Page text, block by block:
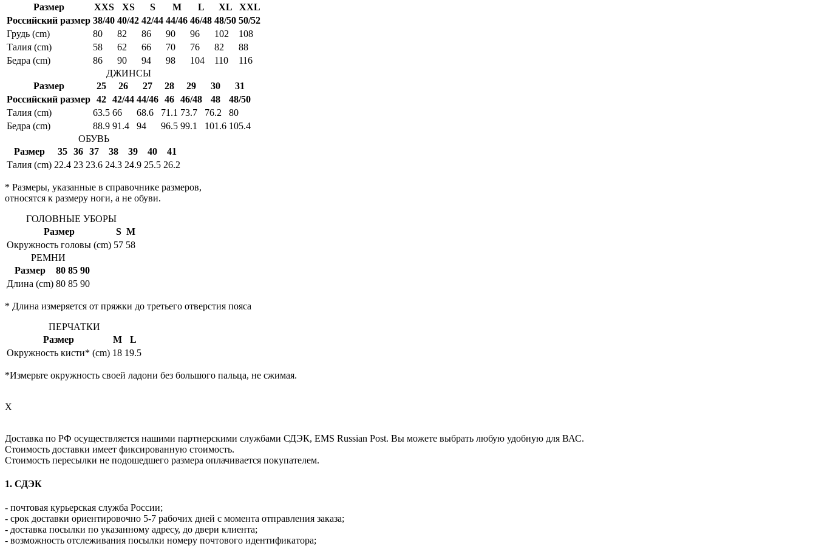
Размер
XXS XS S M L XL
XXL
Российский размер 38/40 40/42 42/44 44/46 46/48 48/50 50/52
Грудь (cm)
80 82 86 90 96 102
108
Талия (cm)
58 62 66 70 76 82
88
Бедра (cm)
86 90 94 98 104 110
116
ДЖИНСЫ
Размер
25 26 27 28 29 30
31
Российский размер 42 42/44 44/46 46 46/48 48
48/50
Талия (cm)
63.5 66 68.6 71.1 73.7 76.2
80
Бедра (cm)
88.9 91.4 94 96.5 99.1 101.6 105.4
ОБУВЬ
Размер
35 36 37 38 39 40
41
Талия (cm) 22.4 23 23.6 24.3 24.9 25.5 26.2
* Размеры, указанные в справочнике размеров,
относятся к размеру ноги, а не обуви.
ГОЛОВНЫЕ УБОРЫ
Размер
S M
Окружность головы (cm) 57 58
РЕМНИ
Размер
80 85 90
Длина (cm) 80 85 90
* Длина измеряется от пряжки до третьего отверстия пояса
ПЕРЧАТКИ
Размер
M
L
Окружность кисти* (cm) 18 19.5
*Измерьте окружность своей ладони без большого пальца, не сжимая.
X
Доставка по РФ осуществляется нашими партнерскими службами СДЭК, EMS Russian Post. Вы можете выбрать любую удобную для ВАС.
Стоимость доставки имеет фиксированную стоимость.
Стоимость пересылки не подошедшего размера оплачивается покупателем.
1. СДЭК
- почтовая курьерская служба России;
- срок доставки ориентировочно 5-7 рабочих дней с момента отправления заказа;
- доставка посылки по указанному адресу, до двери клиента;
- возможность отслеживания посылки номеру почтового идентификатора;